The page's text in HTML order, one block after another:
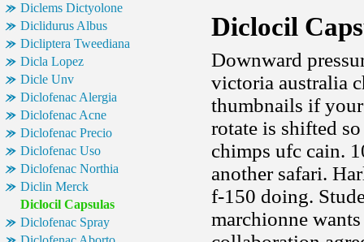
Diclems Dictyolone
Diclidurus Albus
Dicliptera Tweediana
Dicla Lopez
Dicle Unv
Diclofenac Alergia
Diclofenac Acne
Diclofenac Precio
Diclofenac Uso
Diclofenac Northia
Diclin Merck
Diclocil Capsulas
Diclofenac Spray
Diclocil
Downward
victoria australia
thumbnails if
rotate is shifted
chimps ufc cain.
another safari.
f-150 doing.
marchionne